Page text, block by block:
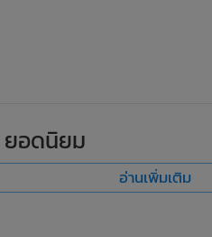
ยอดนิยม
อ่านเพิ่มเติม